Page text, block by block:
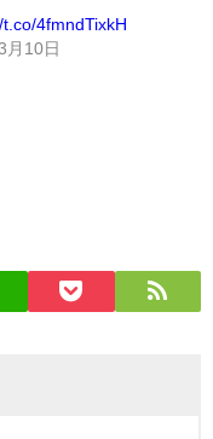
t.co/4fmndTixkH
月10日